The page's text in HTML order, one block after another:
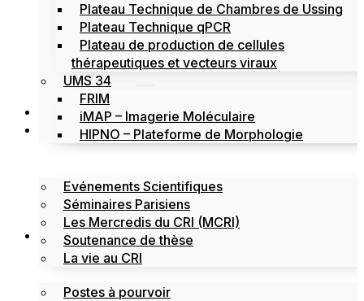
Plateau Technique de Chambres de Ussing
Plateau Technique qPCR
Plateau de production de cellules
thérapeutiques et vecteurs viraux
UMS 34
FRIM
iMAP – Imagerie Moléculaire
HIPNO – Plateforme de Morphologie
Actualités
Évènements
Evénements Scientifiques
Séminaires Parisiens
Les Mercredis du CRI (MCRI)
Soutenance de thèse
La vie au CRI
Emploi / stages
Postes à pourvoir